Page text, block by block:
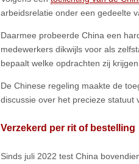
arbeidsrelatie onder een gedeelte
Daarmee probeerde China een
medewerkers dikwijls voor als
bepaalt welke opdrachten zij
De Chinese regeling maakte de
discussie over het precieze statuut
Verzekerd per rit of bestelling
Sinds juli 2022 test China